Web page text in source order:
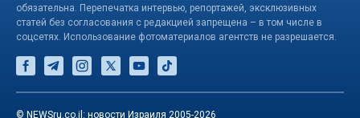
обязательна. Перепечатка интервью, репортажей, эксклюзивных
статей без согласования с редакцией запрещена – в том числе в
соцсетях. Использование фотоматериалов агентств не разрешается.
© NEWSru.co.il: новости Израиля 2005-2026